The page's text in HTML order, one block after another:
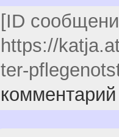
[ID
https://
ter-
комментарий